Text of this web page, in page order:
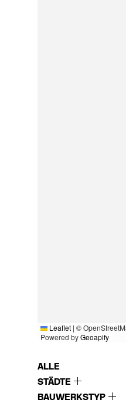
Leaflet | ©
Powered byGeoapify
ALLE
STÄDTE
BAUWERKSTYP